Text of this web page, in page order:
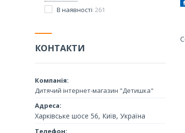
В наявності 261
КОНТАКТИ
Дитячий інтернет-магазин "Детишка"
Харківське шосе 56, Київ, Україна